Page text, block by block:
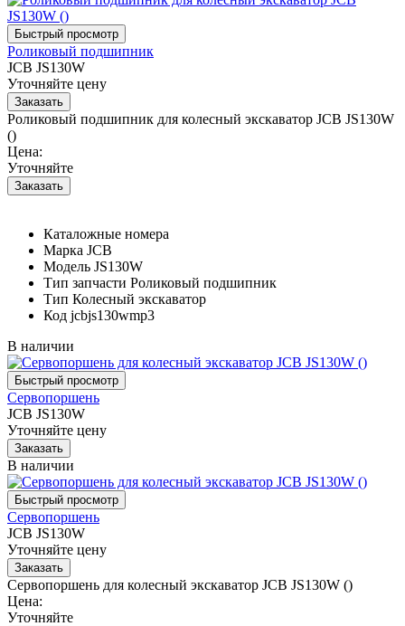
Роликовый подшипник
JCB JS130W
Уточняйте цену
Роликовый подшипник для колесный экскаватор JCB JS130W
()
Цена:
Уточняйте
Каталожные номера
Марка JCB
Модель JS130W
Тип запчасти Роликовый подшипник
Тип Колесный экскаватор
Код jcbjs130wmp3
В наличии
Сервопоршень
JCB JS130W
Уточняйте цену
В наличии
Сервопоршень
JCB JS130W
Уточняйте цену
Сервопоршень для колесный экскаватор JCB JS130W ()
Цена:
Уточняйте